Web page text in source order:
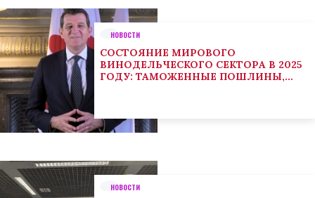
НОВОСТИ
СОСТОЯНИЕ МИРОВОГО
ВИНОДЕЛЬЧЕСКОГО СЕКТОРА В 2025
ГОДУ: ТАМОЖЕННЫЕ ПОШЛИНЫ,
НОВОСТИ